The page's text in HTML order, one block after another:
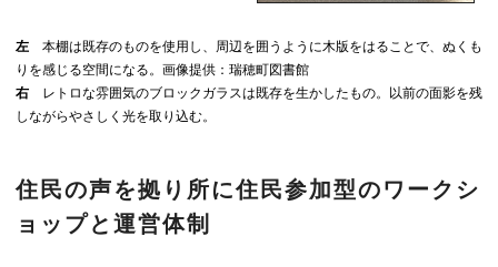
左 本棚は既存のものを使用し、周辺を囲うように木版をはることで、ぬくも
りを感じる空間になる。画像提供：瑞穂町図書館
右 レトロな雰囲気のブロックガラスは既存を生かしたもの。以前の面影を残
しながらやさしく光を取り込む。
住民の声を拠り所に住民参加型のワークシ
ョップと運営体制